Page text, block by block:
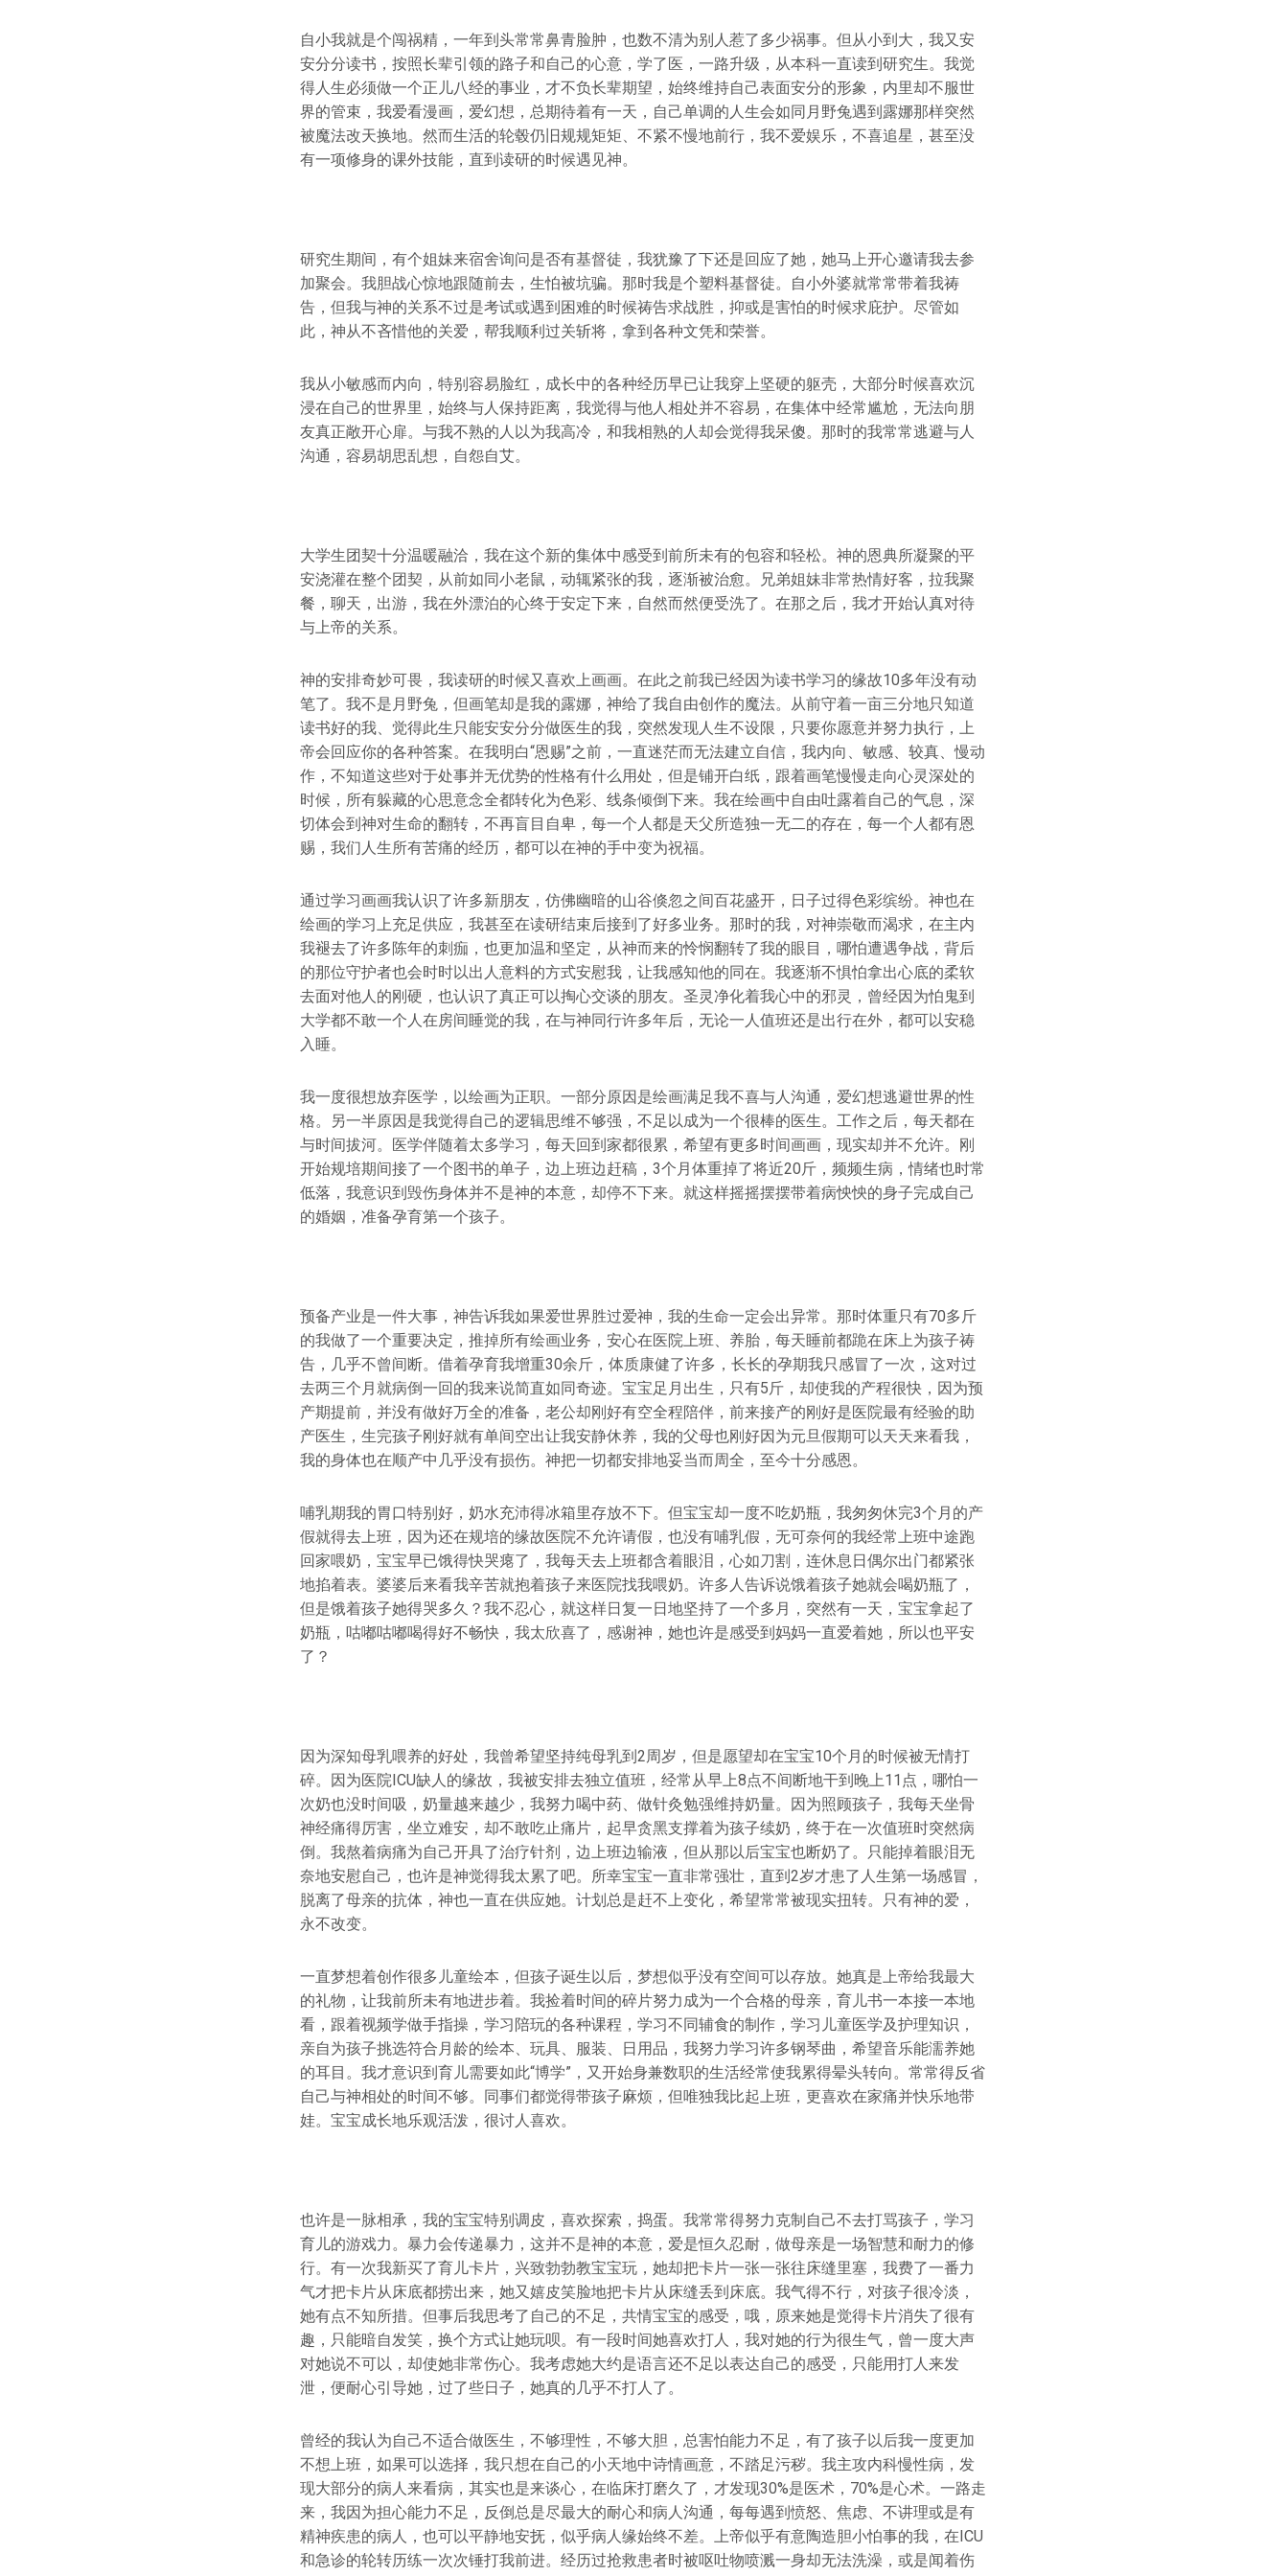
自小我就是个闯祸精，一年到头常常鼻青脸肿，也数不清为别人惹了多少祸事。但从小到大，我又安
安分分读书，按照长辈引领的路子和自己的心意，学了医，一路升级，从本科一直读到研究生。我觉
得人生必须做一个正儿八经的事业，才不负长辈期望，始终维持自己表面安分的形象，内里却不服世
界的管束，我爱看漫画，爱幻想，总期待着有一天，自己单调的人生会如同月野兔遇到露娜那样突然
被魔法改天换地。然而生活的轮毂仍旧规规矩矩、不紧不慢地前行，我不爱娱乐，不喜追星，甚至没
有一项修身的课外技能，直到读研的时候遇见神。
研究生期间，有个姐妹来宿舍询问是否有基督徒，我犹豫了下还是回应了她，她马上开心邀请我去参
加聚会。我胆战心惊地跟随前去，生怕被坑骗。那时我是个塑料基督徒。自小外婆就常常带着我祷
告，但我与神的关系不过是考试或遇到困难的时候祷告求战胜，抑或是害怕的时候求庇护。尽管如
此，神从不吝惜他的关爱，帮我顺利过关斩将，拿到各种文凭和荣誉。
我从小敏感而内向，特别容易脸红，成长中的各种经历早已让我穿上坚硬的躯壳，大部分时候喜欢沉
浸在自己的世界里，始终与人保持距离，我觉得与他人相处并不容易，在集体中经常尴尬，无法向朋
友真正敞开心扉。与我不熟的人以为我高冷，和我相熟的人却会觉得我呆傻。那时的我常常逃避与人
沟通，容易胡思乱想，自怨自艾。
大学生团契十分温暖融洽，我在这个新的集体中感受到前所未有的包容和轻松。神的恩典所凝聚的平
安浇灌在整个团契，从前如同小老鼠，动辄紧张的我，逐渐被治愈。兄弟姐妹非常热情好客，拉我聚
餐，聊天，出游，我在外漂泊的心终于安定下来，自然而然便受洗了。在那之后，我才开始认真对待
与上帝的关系。
神的安排奇妙可畏，我读研的时候又喜欢上画画。在此之前我已经因为读书学习的缘故10多年没有动
笔了。我不是月野兔，但画笔却是我的露娜，神给了我自由创作的魔法。从前守着一亩三分地只知道
读书好的我、觉得此生只能安安分分做医生的我，突然发现人生不设限，只要你愿意并努力执行，上
帝会回应你的各种答案。在我明白“恩赐”之前，一直迷茫而无法建立自信，我内向、敏感、较真、慢动
作，不知道这些对于处事并无优势的性格有什么用处，但是铺开白纸，跟着画笔慢慢走向心灵深处的
时候，所有躲藏的心思意念全都转化为色彩、线条倾倒下来。我在绘画中自由吐露着自己的气息，深
切体会到神对生命的翻转，不再盲目自卑，每一个人都是天父所造独一无二的存在，每一个人都有恩
赐，我们人生所有苦痛的经历，都可以在神的手中变为祝福。
通过学习画画我认识了许多新朋友，仿佛幽暗的山谷倏忽之间百花盛开，日子过得色彩缤纷。神也在
绘画的学习上充足供应，我甚至在读研结束后接到了好多业务。那时的我，对神崇敬而渴求，在主内
我褪去了许多陈年的刺痂，也更加温和坚定，从神而来的怜悯翻转了我的眼目，哪怕遭遇争战，背后
的那位守护者也会时时以出人意料的方式安慰我，让我感知他的同在。我逐渐不惧怕拿出心底的柔软
去面对他人的刚硬，也认识了真正可以掏心交谈的朋友。圣灵净化着我心中的邪灵，曾经因为怕鬼到
大学都不敢一个人在房间睡觉的我，在与神同行许多年后，无论一人值班还是出行在外，都可以安稳
入睡。
我一度很想放弃医学，以绘画为正职。一部分原因是绘画满足我不喜与人沟通，爱幻想逃避世界的性
格。另一半原因是我觉得自己的逻辑思维不够强，不足以成为一个很棒的医生。工作之后，每天都在
与时间拔河。医学伴随着太多学习，每天回到家都很累，希望有更多时间画画，现实却并不允许。刚
开始规培期间接了一个图书的单子，边上班边赶稿，3个月体重掉了将近20斤，频频生病，情绪也时常
低落，我意识到毁伤身体并不是神的本意，却停不下来。就这样摇摇摆摆带着病怏怏的身子完成自己
的婚姻，准备孕育第一个孩子。
预备产业是一件大事，神告诉我如果爱世界胜过爱神，我的生命一定会出异常。那时体重只有70多斤
的我做了一个重要决定，推掉所有绘画业务，安心在医院上班、养胎，每天睡前都跪在床上为孩子祷
告，几乎不曾间断。借着孕育我增重30余斤，体质康健了许多，长长的孕期我只感冒了一次，这对过
去两三个月就病倒一回的我来说简直如同奇迹。宝宝足月出生，只有5斤，却使我的产程很快，因为预
产期提前，并没有做好万全的准备，老公却刚好有空全程陪伴，前来接产的刚好是医院最有经验的助
产医生，生完孩子刚好就有单间空出让我安静休养，我的父母也刚好因为元旦假期可以天天来看我，
我的身体也在顺产中几乎没有损伤。神把一切都安排地妥当而周全，至今十分感恩。
哺乳期我的胃口特别好，奶水充沛得冰箱里存放不下。但宝宝却一度不吃奶瓶，我匆匆休完3个月的产
假就得去上班，因为还在规培的缘故医院不允许请假，也没有哺乳假，无可奈何的我经常上班中途跑
回家喂奶，宝宝早已饿得快哭瘪了，我每天去上班都含着眼泪，心如刀割，连休息日偶尔出门都紧张
地掐着表。婆婆后来看我辛苦就抱着孩子来医院找我喂奶。许多人告诉说饿着孩子她就会喝奶瓶了，
但是饿着孩子她得哭多久？我不忍心，就这样日复一日地坚持了一个多月，突然有一天，宝宝拿起了
奶瓶，咕嘟咕嘟喝得好不畅快，我太欣喜了，感谢神，她也许是感受到妈妈一直爱着她，所以也平安
了？
因为深知母乳喂养的好处，我曾希望坚持纯母乳到2周岁，但是愿望却在宝宝10个月的时候被无情打
碎。因为医院ICU缺人的缘故，我被安排去独立值班，经常从早上8点不间断地干到晚上11点，哪怕一
次奶也没时间吸，奶量越来越少，我努力喝中药、做针灸勉强维持奶量。因为照顾孩子，我每天坐骨
神经痛得厉害，坐立难安，却不敢吃止痛片，起早贪黑支撑着为孩子续奶，终于在一次值班时突然病
倒。我熬着病痛为自己开具了治疗针剂，边上班边输液，但从那以后宝宝也断奶了。只能掉着眼泪无
奈地安慰自己，也许是神觉得我太累了吧。所幸宝宝一直非常强壮，直到2岁才患了人生第一场感冒，
脱离了母亲的抗体，神也一直在供应她。计划总是赶不上变化，希望常常被现实扭转。只有神的爱，
永不改变。
一直梦想着创作很多儿童绘本，但孩子诞生以后，梦想似乎没有空间可以存放。她真是上帝给我最大
的礼物，让我前所未有地进步着。我捡着时间的碎片努力成为一个合格的母亲，育儿书一本接一本地
看，跟着视频学做手指操，学习陪玩的各种课程，学习不同辅食的制作，学习儿童医学及护理知识，
亲自为孩子挑选符合月龄的绘本、玩具、服装、日用品，我努力学习许多钢琴曲，希望音乐能濡养她
的耳目。我才意识到育儿需要如此“博学”，又开始身兼数职的生活经常使我累得晕头转向。常常得反省
自己与神相处的时间不够。同事们都觉得带孩子麻烦，但唯独我比起上班，更喜欢在家痛并快乐地带
娃。宝宝成长地乐观活泼，很讨人喜欢。
也许是一脉相承，我的宝宝特别调皮，喜欢探索，捣蛋。我常常得努力克制自己不去打骂孩子，学习
育儿的游戏力。暴力会传递暴力，这并不是神的本意，爱是恒久忍耐，做母亲是一场智慧和耐力的修
行。有一次我新买了育儿卡片，兴致勃勃教宝宝玩，她却把卡片一张一张往床缝里塞，我费了一番力
气才把卡片从床底都捞出来，她又嬉皮笑脸地把卡片从床缝丢到床底。我气得不行，对孩子很冷淡，
她有点不知所措。但事后我思考了自己的不足，共情宝宝的感受，哦，原来她是觉得卡片消失了很有
趣，只能暗自发笑，换个方式让她玩呗。有一段时间她喜欢打人，我对她的行为很生气，曾一度大声
对她说不可以，却使她非常伤心。我考虑她大约是语言还不足以表达自己的感受，只能用打人来发
泄，便耐心引导她，过了些日子，她真的几乎不打人了。
曾经的我认为自己不适合做医生，不够理性，不够大胆，总害怕能力不足，有了孩子以后我一度更加
不想上班，如果可以选择，我只想在自己的小天地中诗情画意，不踏足污秽。我主攻内科慢性病，发
现大部分的病人来看病，其实也是来谈心，在临床打磨久了，才发现30%是医术，70%是心术。一路走
来，我因为担心能力不足，反倒总是尽最大的耐心和病人沟通，每每遇到愤怒、焦虑、不讲理或是有
精神疾患的病人，也可以平静地安抚，似乎病人缘始终不差。上帝似乎有意陶造胆小怕事的我，在ICU
和急诊的轮转历练一次次锤打我前进。经历过抢救患者时被呕吐物喷溅一身却无法洗澡，或是闻着伤